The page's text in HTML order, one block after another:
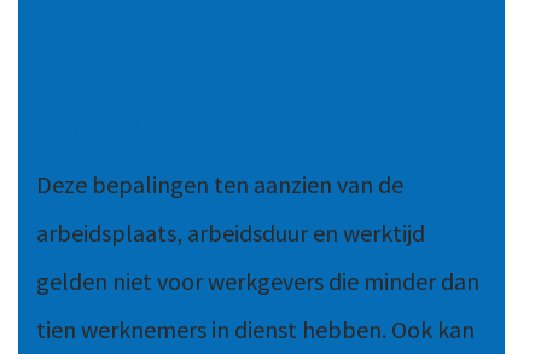
Deze bepalingen ten aanzien van de
arbeidsplaats, arbeidsduur en werktijd
gelden niet voor werkgevers die minder dan
tien werknemers in dienst hebben. Ook kan